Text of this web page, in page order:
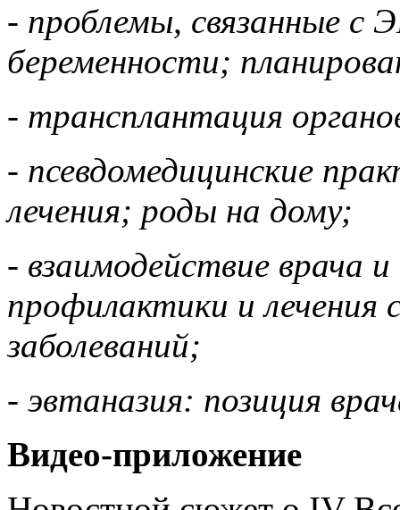
- проблемы, связанные с
беременности;
- трансплантация
- псевдомедицинские
лечения; роды на дому;
- взаимодействие врача
профилактики и лечения
заболеваний;
- эвтаназия: позиция
Видео-приложение